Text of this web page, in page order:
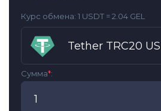
Курс обмена: 1 USDT = 2.04 GEL
Tether TRC20
Сумма*: